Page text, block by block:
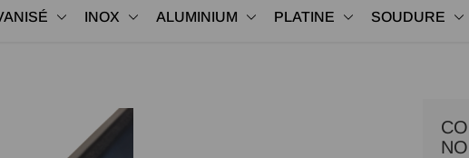
INOX ALUMINIUM PLATINE SOUDURE